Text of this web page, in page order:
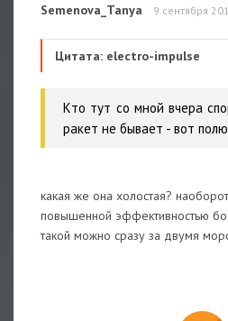
Semenova_Tanya 9 сентября
Цитата: electro-impulse
Кто тут со мной вчера
ракет не бывает - вот
какая же она холостая?
повышенной эффективностью
такой можно сразу за двумя